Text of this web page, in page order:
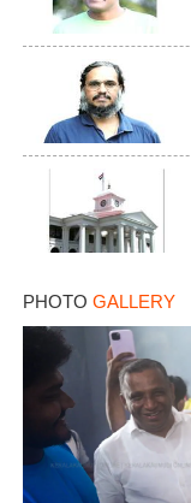
PHOTO GALLERY